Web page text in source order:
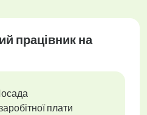
працівник на
плати